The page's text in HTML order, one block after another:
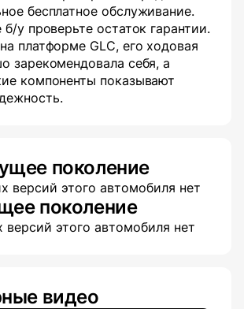
бесплатное обслуживание.
у проверьте остаток гарантии.
платформе GLC, его ходовая
зарекомендовала себя, а
компоненты показывают
поколение
версий этого автомобиля нет
поколение
версий этого автомобиля нет
видео